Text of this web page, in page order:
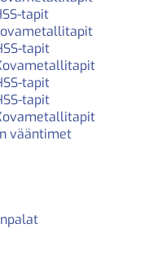
tapit
tapit
tapit
tapit
vääntimet